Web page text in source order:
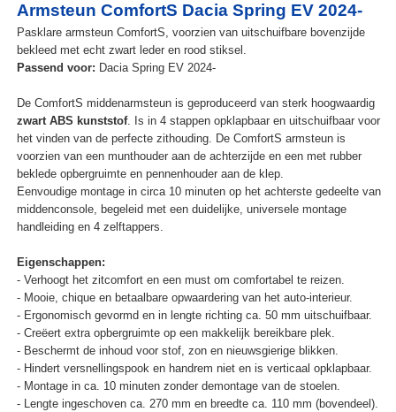
Armsteun ComfortS Dacia Spring EV 2024-
Pasklare armsteun ComfortS, voorzien van uitschuifbare bovenzijde
bekleed met echt zwart leder en rood stiksel.
Passend voor: Dacia Spring EV 2024-
De ComfortS middenarmsteun is geproduceerd van sterk hoogwaardig
zwart ABS kunststof. Is in 4 stappen opklapbaar en uitschuifbaar voor
het vinden van de perfecte zithouding. De ComfortS armsteun is
voorzien van een munthouder aan de achterzijde en een met rubber
beklede opbergruimte en pennenhouder aan de klep.
Eenvoudige montage in circa 10 minuten op het achterste gedeelte van
middenconsole, begeleid met een duidelijke, universele montage
handleiding en 4 zelftappers.
Eigenschappen:
- Verhoogt het zitcomfort en een must om comfortabel te reizen.
- Mooie, chique en betaalbare opwaardering van het auto-interieur.
- Ergonomisch gevormd en in lengte richting ca. 50 mm uitschuifbaar.
- Creëert extra opbergruimte op een makkelijk bereikbare plek.
- Beschermt de inhoud voor stof, zon en nieuwsgierige blikken.
- Hindert versnellingspook en handrem niet en is verticaal opklapbaar.
- Montage in ca. 10 minuten zonder demontage van de stoelen.
- Lengte ingeschoven ca. 270 mm en breedte ca. 110 mm (bovendeel).